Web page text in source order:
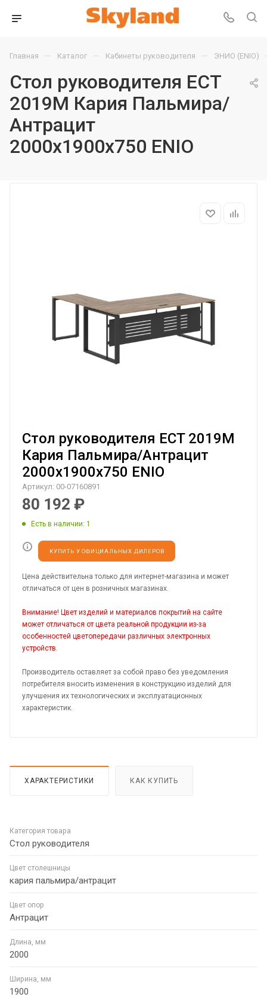
Главная — Каталог — Кабинеты руководителя — ЭНИО (ENIO)
Стол руководителя ECT
2019M Кария Пальмира/
Антрацит
2000х1900х750 ENIO
Стол руководителя ECT 2019M
Кария Пальмира/Антрацит
2000х1900х750 ENIO
Артикул: 00-07160891
80 192 ₽
Есть в наличии: 1
КУПИТЬ У ОФИЦИАЛЬНЫХ ДИЛЕРОВ
Цена действительна только для интернет-магазина и может
отличаться от цен в розничных магазинах.
Внимание! Цвет изделий и материалов покрытий на сайте
может отличаться от цвета реальной продукции из-за
особенностей цветопередачи различных электронных
устройств.
Производитель оставляет за собой право без уведомления
потребителя вносить изменения в конструкцию изделий для
улучшения их технологических и эксплуатационных
характеристик.
ХАРАКТЕРИСТИКИ КАК КУПИТЬ
Категория товара
Стол руководителя
Цвет столешницы
кария пальмира/антрацит
Цвет опор
Антрацит
Длина, мм
2000
Ширина, мм
1900